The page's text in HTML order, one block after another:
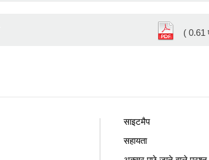
( 0.61
साइटमैप
सहायता